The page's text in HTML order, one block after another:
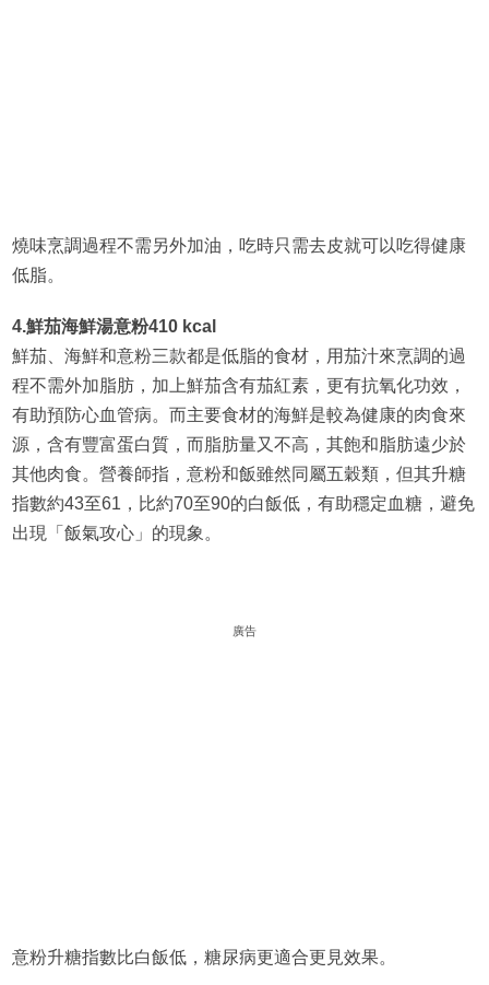
燒味烹調過程不需另外加油，吃時只需去皮就可以吃得健康
低脂。
4.鮮茄海鮮湯意粉410 kcal
鮮茄、海鮮和意粉三款都是低脂的食材，用茄汁來烹調的過
程不需外加脂肪，加上鮮茄含有茄紅素，更有抗氧化功效，
有助預防心血管病。而主要食材的海鮮是較為健康的肉食來
源，含有豐富蛋白質，而脂肪量又不高，其飽和脂肪遠少於
其他肉食。營養師指，意粉和飯雖然同屬五穀類，但其升糖
指數約43至61，比約70至90的白飯低，有助穩定血糖，避免
出現「飯氣攻心」的現象。
廣告
意粉升糖指數比白飯低，糖尿病更適合更見效果。